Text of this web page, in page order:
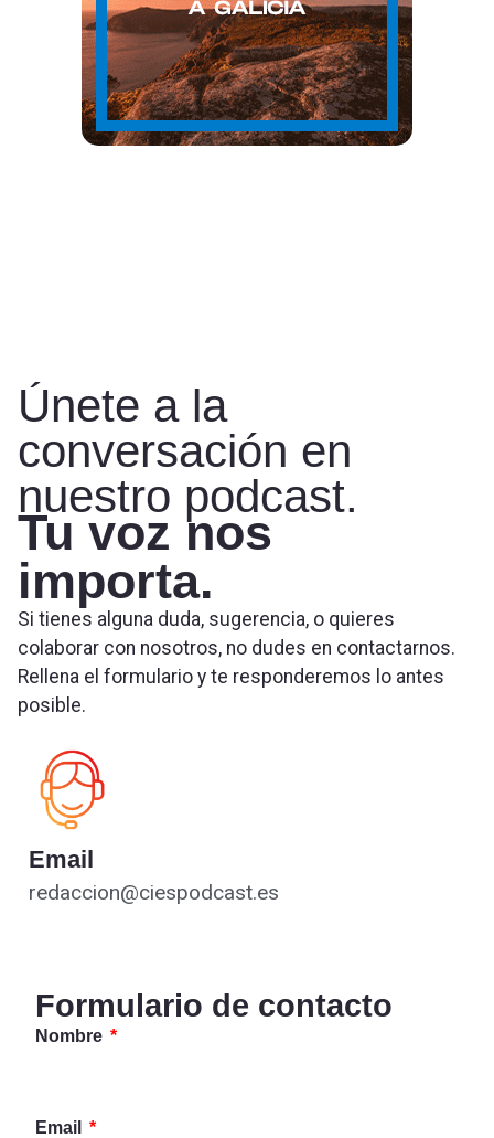
Únete a la
conversación en
nuestro podcast.
Tu voz nos
importa.
Si tienes alguna duda, sugerencia, o quieres
colaborar con nosotros, no dudes en contactarnos.
Rellena el formulario y te responderemos lo antes
posible.
Email
redaccion@ciespodcast.es
Formulario de contacto
Nombre
Email